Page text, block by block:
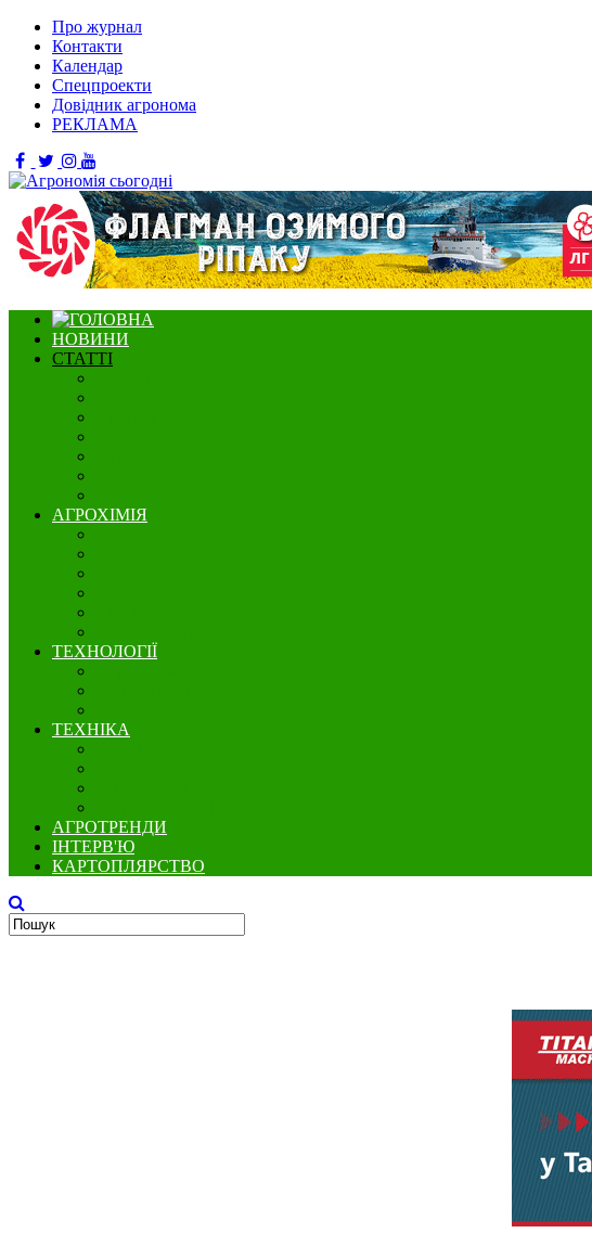
Про журнал
Контакти
Календар
Спецпроекти
Довідник агронома
РЕКЛАМА
НОВИНИ
СТАТТІ
АГРОХІМІЯ
ТЕХНОЛОГІЇ
ТЕХНІКА
АГРОТРЕНДИ
ІНТЕРВ'Ю
КАРТОПЛЯРСТВО